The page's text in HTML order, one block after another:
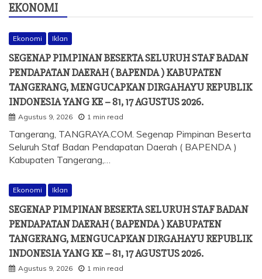
EKONOMI
Ekonomi Iklan
SEGENAP PIMPINAN BESERTA SELURUH STAF BADAN
PENDAPATAN DAERAH ( BAPENDA ) KABUPATEN
TANGERANG, MENGUCAPKAN DIRGAHAYU REPUBLIK
INDONESIA YANG KE – 81, 17 AGUSTUS 2026.
Agustus 9, 2026 1 min read
Tangerang, TANGRAYA.COM. Segenap Pimpinan Beserta
Seluruh Staf Badan Pendapatan Daerah ( BAPENDA )
Kabupaten Tangerang,…
Ekonomi Iklan
SEGENAP PIMPINAN BESERTA SELURUH STAF BADAN
PENDAPATAN DAERAH ( BAPENDA ) KABUPATEN
TANGERANG, MENGUCAPKAN DIRGAHAYU REPUBLIK
INDONESIA YANG KE – 81, 17 AGUSTUS 2026.
Agustus 9, 2026 1 min read